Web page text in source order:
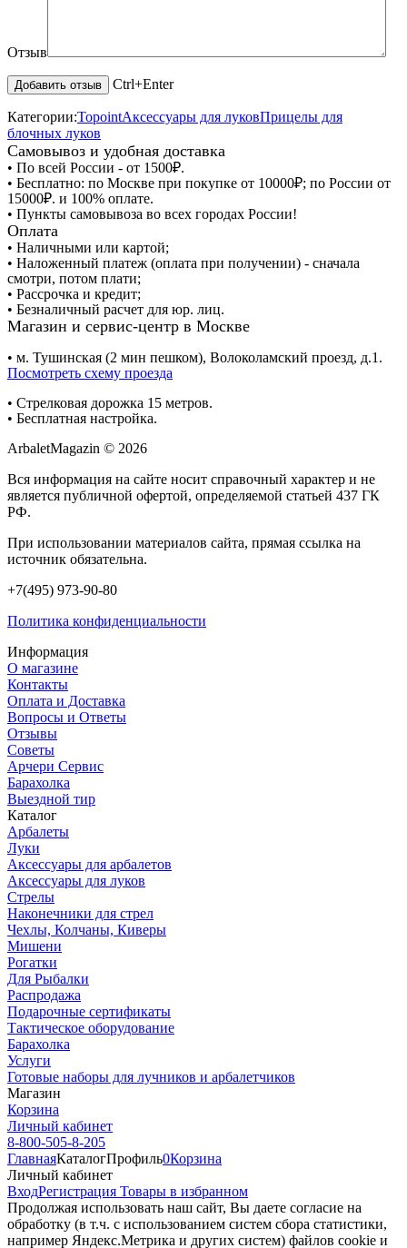
Отзыв
Ctrl+Enter
Категории:TopointАксессуары для луковПрицелы для
блочных луков
Самовывоз и удобная доставка
• По всей России - от 1500₽.
• Бесплатно: по Москве при покупке от 10000₽; по России от
15000₽. и 100% оплате.
• Пункты самовывоза во всех городах России!
Оплата
• Наличными или картой;
• Наложенный платеж (оплата при получении) - сначала
смотри, потом плати;
• Рассрочка и кредит;
• Безналичный расчет для юр. лиц.
Магазин и сервис-центр в Москве
• м. Тушинская (2 мин пешком), Волоколамский проезд, д.1.
Посмотреть схему проезда
• Cтрелковая дорожка 15 метров.
• Бесплатная настройка.
ArbaletMagazin © 2026
Вся информация на сайте носит справочный характер и не
является публичной офертой, определяемой статьей 437 ГК
РФ.
При использовании материалов сайта, прямая ссылка на
источник обязательна.
+7(495) 973-90-80
Политика конфиденциальности
Информация
О магазине
Контакты
Оплата и Доставка
Вопросы и Ответы
Отзывы
Советы
Арчери Сервис
Барахолка
Выездной тир
Каталог
Арбалеты
Луки
Аксессуары для арбалетов
Аксессуары для луков
Стрелы
Наконечники для стрел
Чехлы, Колчаны, Киверы
Мишени
Рогатки
Для Рыбалки
Распродажа
Подарочные сертификаты
Тактическое оборудование
Барахолка
Услуги
Готовые наборы для лучников и арбалетчиков
Магазин
Корзина
Личный кабинет
8-800-505-8-205
ГлавнаяКаталогПрофиль0Корзина
Личный кабинет
ВходРегистрация Товары в избранном
Продолжая использовать наш cайт, Вы даете согласие на
обработку (в т.ч. с использованием систем сбора статистики,
например Яндекс.Метрика и других систем) файлов cookie и